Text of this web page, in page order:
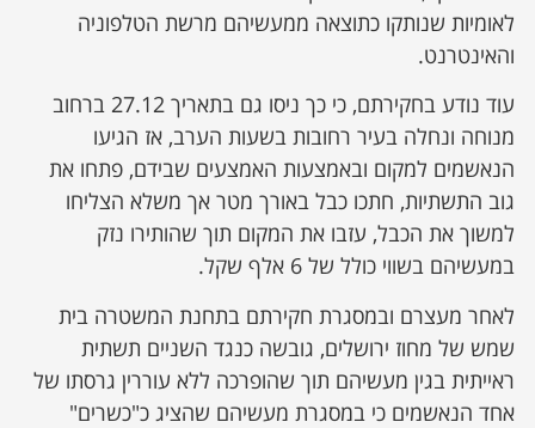
לאומיות שנותקו כתוצאה ממעשיהם מרשת הטלפוניה
והאינטרנט.
עוד נודע בחקירתם, כי כך ניסו גם בתאריך 27.12 ברחוב
מנוחה ונחלה בעיר רחובות בשעות הערב, אז הגיעו
הנאשמים למקום ובאמצעות האמצעים שבידם, פתחו את
גוב התשתיות, חתכו כבל באורך מטר אך משלא הצליחו
למשוך את הכבל, עזבו את המקום תוך שהותירו נזק
במעשיהם בשווי כולל של 6 אלף שקל.
לאחר מעצרם ובמסגרת חקירתם בתחנת המשטרה בית
שמש של מחוז ירושלים, גובשה כנגד השניים תשתית
ראייתית בגין מעשיהם תוך שהופרכה ללא עוררין גרסתו של
אחד הנאשמים כי במסגרת מעשיהם שהציג כ"כשרים"